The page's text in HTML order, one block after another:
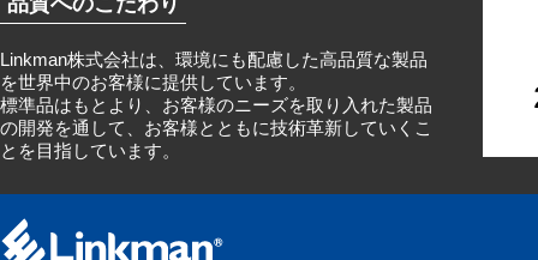
Linkman株式会社は、環境にも配慮した高品質な製品
を世界中のお客様に提供しています。
標準品はもとより、お客様のニーズを取り入れた製品
の開発を通して、お客様とともに技術革新していくこ
とを目指しています。